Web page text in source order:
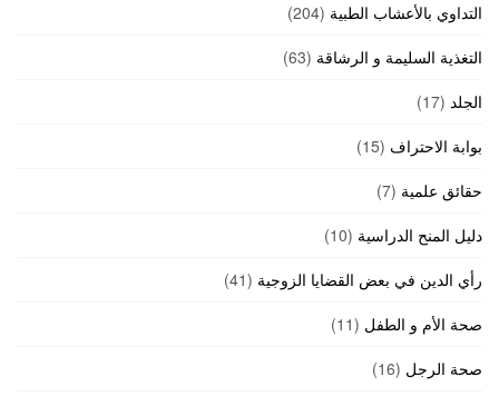
التداوي بالأعشاب الطبية (204)
التغذية السليمة و الرشاقة (63)
الجلد (17)
بوابة الاحتراف (15)
حقائق علمية (7)
دليل المنح الدراسية (10)
رأي الدين في بعض القضايا الزوجية (41)
صحة الأم و الطفل (11)
صحة الرجل (16)